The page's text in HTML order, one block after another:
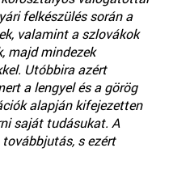
felkészülés során a
valamint a szlovákok
majd mindezek
Utóbbira azért
a lengyel és a görög
alapján kifejezetten
saját tudásukat. A
s ezért